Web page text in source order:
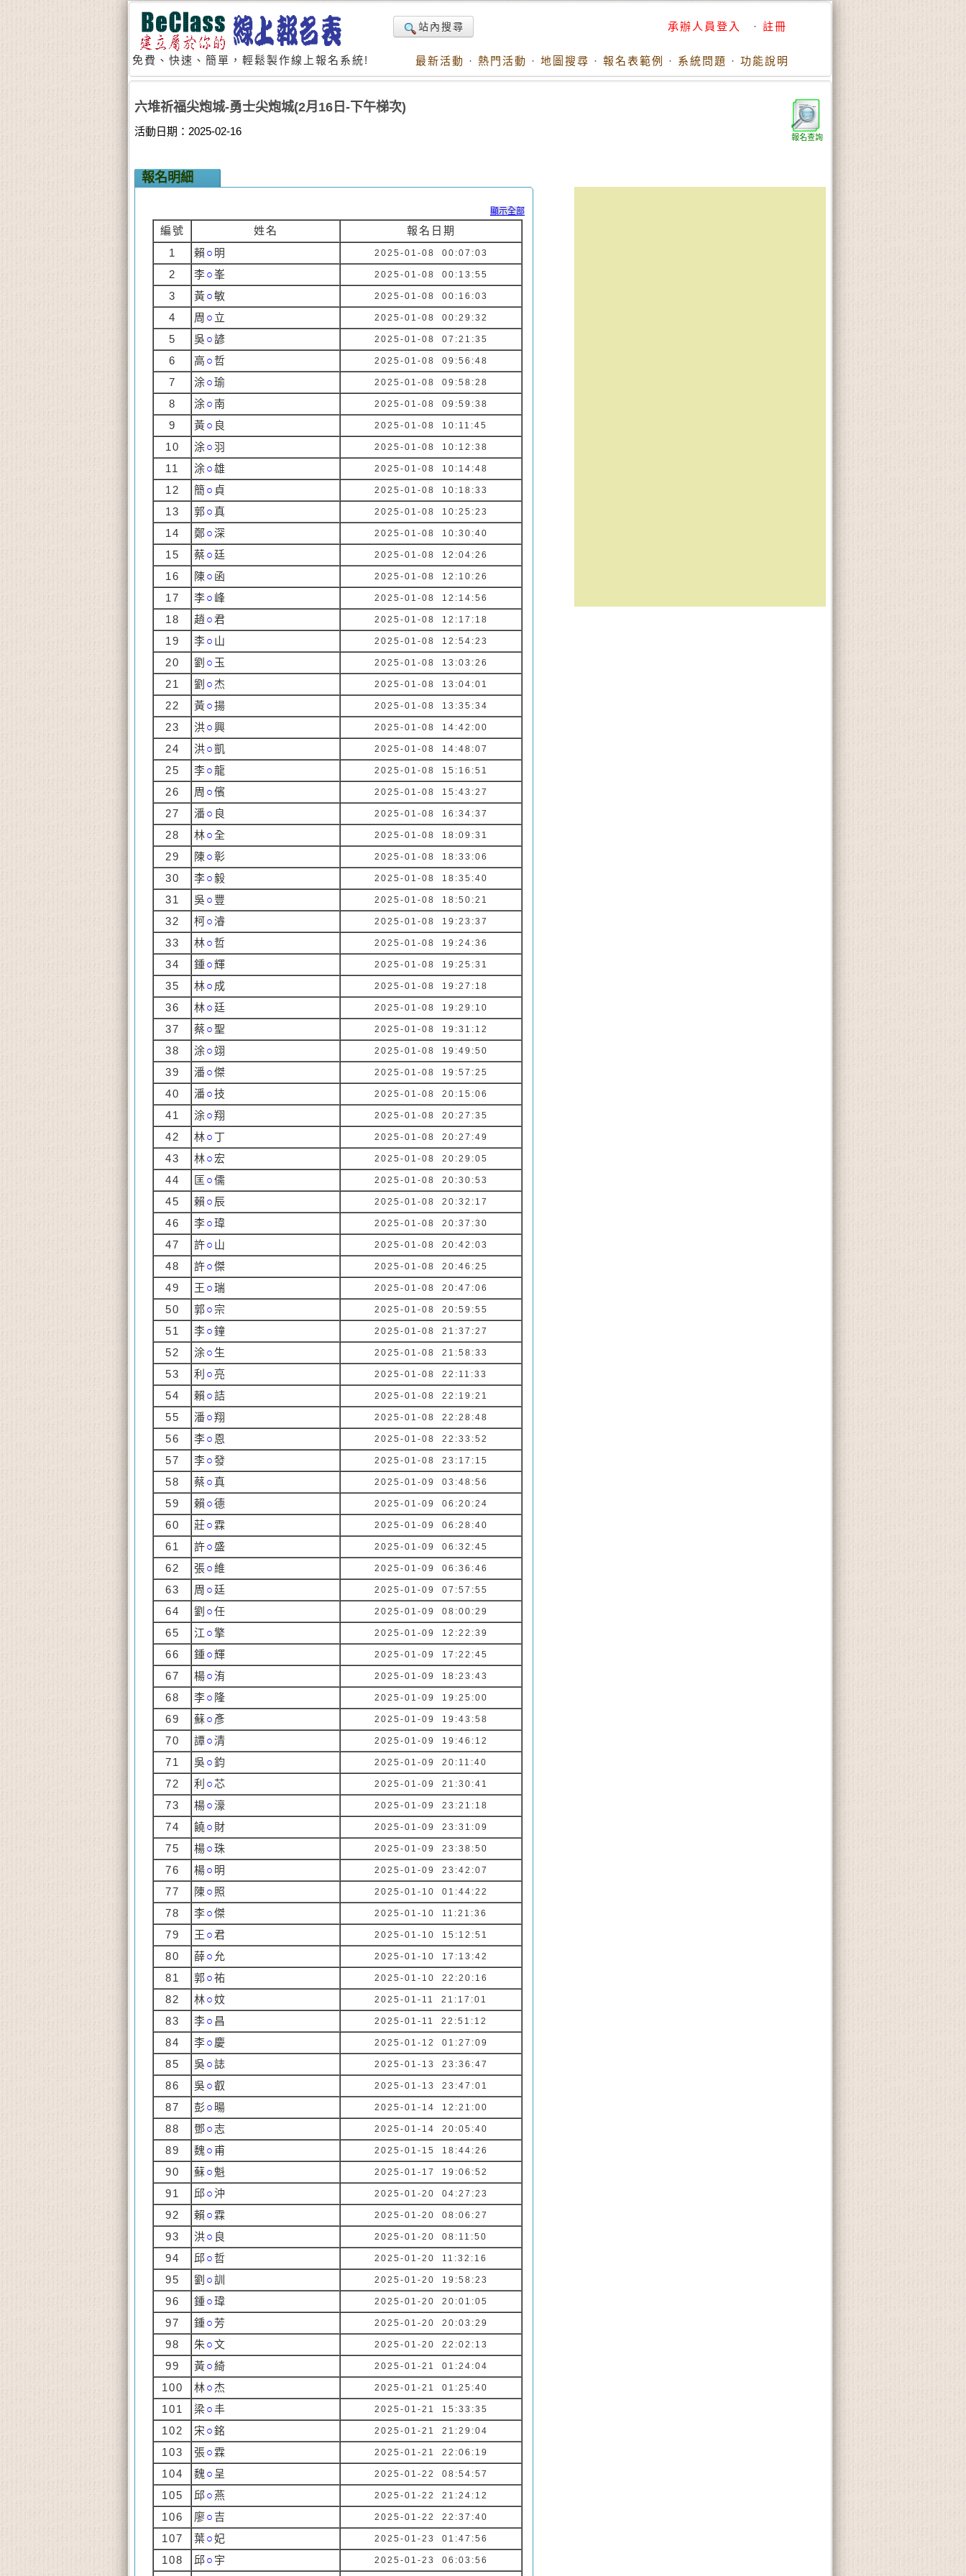
免費、快速、簡單，輕鬆製作線上報名系統!
站內搜尋 承辦人員登入 · 註冊
最新活動 · 熱門活動 · 地圖搜尋 · 報名表範例 · 系統問題 · 功能說明
報名查詢
六堆祈福尖炮城-勇士尖炮城(2月16日-下午梯次)
活動日期：2025-02-16
報名明細
顯示全部
編號 姓名
報名日期
1
賴 ○ 明 2025-01-08 00:07:03
2 李○峯 2025-01-08 00:13:55
3 黃○敏 2025-01-08 00:16:03
4 周 ○ 立 2025-01-08 00:29:32
5 吳○諺 2025-01-08 07:21:35
6 高 ○哲 2025-01-08 09:56:48
7 涂○瑜 2025-01-08 09:58:28
8 涂○ 南 2025-01-08 09:59:38
9 黃○ 良 2025-01-08 10:11:45
10 涂○羽 2025-01-08 10:12:38
11 涂○雄 2025-01-08 10:14:48
12 簡○ 貞 2025-01-08 10:18:33
13 郭○真 2025-01-08 10:25:23
14 鄭○深 2025-01-08 10:30:40
15 蔡○廷 2025-01-08 12:04:26
16 陳○ 函 2025-01-08 12:10:26
17 李○ 峰 2025-01-08 12:14:56
18 趙 ○君 2025-01-08 12:17:18
19 李○ 山 2025-01-08 12:54:23
20 劉 ○ 玉 2025-01-08 13:03:26
21 劉 ○ 杰 2025-01-08 13:04:01
22 黃○揚 2025-01-08 13:35:34
23 洪○興 2025-01-08 14:42:00
24 洪○凱 2025-01-08 14:48:07
25 李○龍 2025-01-08 15:16:51
26 周 ○儐 2025-01-08 15:43:27
27 潘○ 良 2025-01-08 16:34:37
28 林○全 2025-01-08 18:09:31
29 陳○彰 2025-01-08 18:33:06
30 李○毅 2025-01-08 18:35:40
31 吳○ 豐 2025-01-08 18:50:21
32 柯○濬 2025-01-08 19:23:37
33 林○哲 2025-01-08 19:24:36
34 鍾○輝 2025-01-08 19:25:31
35 林○ 成 2025-01-08 19:27:18
36 林○廷 2025-01-08 19:29:10
37 蔡○聖 2025-01-08 19:31:12
38 涂○翊 2025-01-08 19:49:50
39 潘○傑 2025-01-08 19:57:25
40 潘○技 2025-01-08 20:15:06
41 涂○翔 2025-01-08 20:27:35
42 林○ 丁 2025-01-08 20:27:49
43 林○ 宏 2025-01-08 20:29:05
44 匡 ○儒 2025-01-08 20:30:53
45 賴 ○ 辰 2025-01-08 20:32:17
46 李○瑋 2025-01-08 20:37:30
47 許○ 山 2025-01-08 20:42:03
48 許○傑 2025-01-08 20:46:25
49 王 ○瑞 2025-01-08 20:47:06
50 郭○ 宗 2025-01-08 20:59:55
51 李○鐘 2025-01-08 21:37:27
52 涂○ 生 2025-01-08 21:58:33
53 利 ○ 亮 2025-01-08 22:11:33
54 賴 ○詰 2025-01-08 22:19:21
55 潘○翔 2025-01-08 22:28:48
56 李○ 恩 2025-01-08 22:33:52
57 李○發 2025-01-08 23:17:15
58 蔡○真 2025-01-09 03:48:56
59 賴 ○德 2025-01-09 06:20:24
60 莊○霖 2025-01-09 06:28:40
61 許○盛 2025-01-09 06:32:45
62 張○維 2025-01-09 06:36:46
63 周 ○廷 2025-01-09 07:57:55
64 劉 ○任 2025-01-09 08:00:29
65 江 ○擎 2025-01-09 12:22:39
66 鍾○輝 2025-01-09 17:22:45
67 楊○洧 2025-01-09 18:23:43
68 李○ 隆 2025-01-09 19:25:00
69 蘇○ 彥 2025-01-09 19:43:58
70 譚○清 2025-01-09 19:46:12
71 吳○鈞 2025-01-09 20:11:40
72 利 ○ 芯 2025-01-09 21:30:41
73 楊○濠 2025-01-09 23:21:18
74 饒○ 財 2025-01-09 23:31:09
75 楊○珠 2025-01-09 23:38:50
76 楊○ 明 2025-01-09 23:42:07
77 陳○ 照 2025-01-10 01:44:22
78 李○傑 2025-01-10 11:21:36
79 王 ○君 2025-01-10 15:12:51
80 薛○ 允 2025-01-10 17:13:42
81 郭○祐 2025-01-10 22:20:16
82 林○妏 2025-01-11 21:17:01
83 李○ 昌 2025-01-11 22:51:12
84 李○ 慶 2025-01-12 01:27:09
85 吳○誌 2025-01-13 23:36:47
86 吳○叡 2025-01-13 23:47:01
87 彭 ○ 暘 2025-01-14 12:21:00
88 鄧○志 2025-01-14 20:05:40
89 魏 ○ 甫 2025-01-15 18:44:26
90 蘇○ 魁 2025-01-17 19:06:52
91 邱○ 沖 2025-01-20 04:27:23
92 賴 ○霖 2025-01-20 08:06:27
93 洪○ 良 2025-01-20 08:11:50
94 邱○哲 2025-01-20 11:32:16
95 劉 ○訓 2025-01-20 19:58:23
96 鍾○瑋 2025-01-20 20:01:05
97 鍾○ 芳 2025-01-20 20:03:29
98 朱 ○文 2025-01-20 22:02:13
99 黃○綺 2025-01-21 01:24:04
100 林○ 杰 2025-01-21 01:25:40
101 梁○丰 2025-01-21 15:33:35
102 宋 ○銘 2025-01-21 21:29:04
103 張○霖 2025-01-21 22:06:19
104 魏 ○ 呈 2025-01-22 08:54:57
105 邱○燕 2025-01-22 21:24:12
106 廖○ 吉 2025-01-22 22:37:40
107 葉○妃 2025-01-23 01:47:56
108 邱○ 宇 2025-01-23 06:03:56